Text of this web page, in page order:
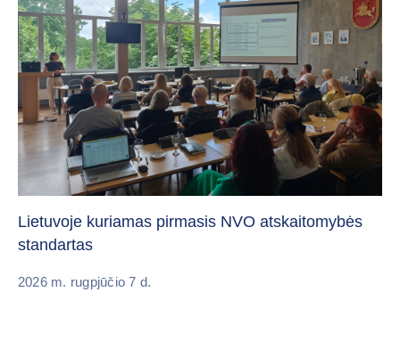
Lietuvoje kuriamas pirmasis NVO atskaitomybės
standartas
2026 m. rugpjūčio 7 d.